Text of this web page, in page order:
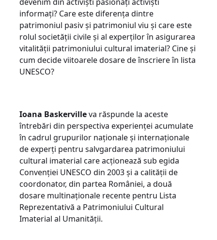
informați? Care este diferența dintre
patrimoniul pasiv și patrimoniul viu și care este
rolul societății civile și al experților în asigurarea
vitalității patrimoniului cultural imaterial? Cine și
cum decide viitoarele dosare de înscriere în lista
UNESCO?
Ioana Baskervilleva răspunde la aceste
întrebări din perspectiva experienței acumulate
în cadrul grupurilor naționale și internaționale
de experți pentru salvgardarea patrimoniului
cultural imaterial care acționează sub egida
Convenției UNESCO din 2003 și a calității de
coordonator, din partea României, a două
dosare multinaționale recente pentru Lista
Reprezentativă a Patrimoniului Cultural
Imaterial al Umanității.